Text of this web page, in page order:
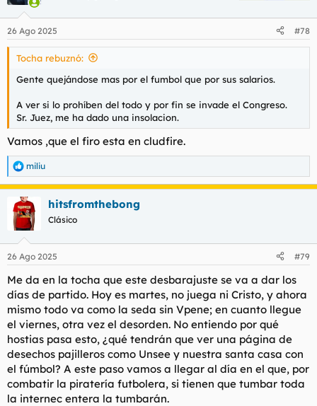
e
s
26 Ago 2025 #78
Tocha rebuznó:
Gente quejándose mas por el fumbol que por sus salarios.
A ver si lo prohíben del todo y por fin se invade el Congreso.
Sr. Juez, me ha dado una insolacion.
Vamos ,que el firo esta en cludfire.
R
e
a
c
c
i
e
:
miliu
hitsfromthebong
Clásico
26 Ago 2025 #79
Me da en la tocha que este desbarajuste se va a dar los
días de partido. Hoy es martes, no juega ni Cristo, y ahora
mismo todo va como la seda sin Vpene; en cuanto llegue
el viernes, otra vez el desorden. No entiendo por qué
hostias pasa esto, ¿qué tendrán que ver una página de
desechos pajilleros como Unsee y nuestra santa casa con
el fúmbol? A este paso vamos a llegar al día en el que, por
combatir la piratería futbolera, si tienen que tumbar toda
la internec entera la tumbarán.